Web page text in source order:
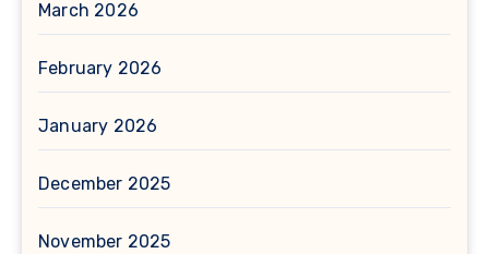
March 2026
February 2026
January 2026
December 2025
November 2025